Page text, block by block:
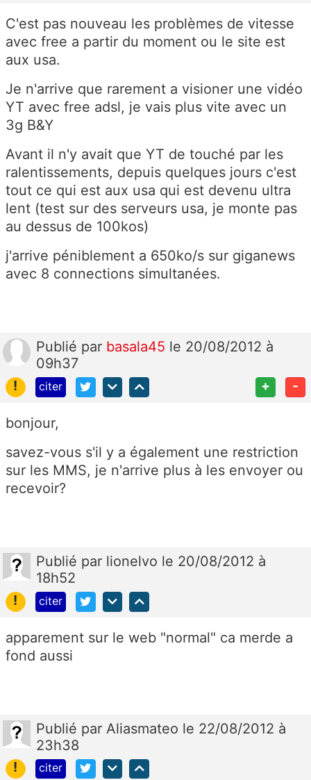
C'est pas nouveau les problèmes de vitesse
avec free a partir du moment ou le site est
aux usa.
Je n'arrive que rarement a visioner une vidéo
YT avec free adsl, je vais plus vite avec un
3g B&Y
Avant il n'y avait que YT de touché par les
ralentissements, depuis quelques jours c'est
tout ce qui est aux usa qui est devenu ultra
lent (test sur des serveurs usa, je monte pas
au dessus de 100kos)
j'arrive péniblement a 650ko/s sur giganews
avec 8 connections simultanées.
Publié par basala45 le 20/08/2012 à
09h37
!
citer + -
bonjour,
savez-vous s'il y a également une restriction
sur les MMS, je n'arrive plus à les envoyer ou
recevoir?
Publié par lionelvo le 20/08/2012 à
18h52
!
citer
apparement sur le web "normal" ca merde a
fond aussi
Publié par Aliasmateo le 22/08/2012 à
23h38
!
citer